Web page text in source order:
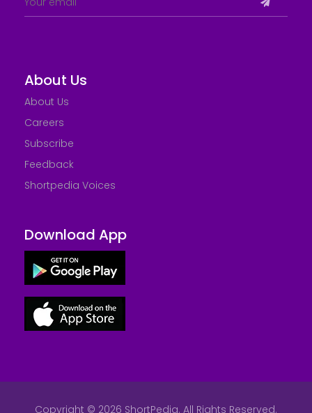
About Us
About Us
Careers
Subscribe
Feedback
Shortpedia Voices
Download App
Copyright © 2026 ShortPedia. All Rights Reserved.